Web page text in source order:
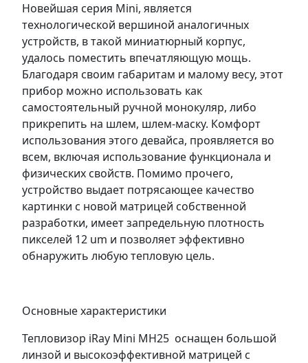
Новейшая серия Mini, является
технологической вершиной аналогичных
устройств, в такой миниатюрный корпус,
удалось поместить впечатляющую мощь.
Благодаря своим габаритам и малому весу, этот
прибор можно использовать как
самостоятельный ручной монокуляр, либо
прикрепить на шлем, шлем-маску. Комфорт
использования этого девайса, проявляется во
всем, включая использование функционала и
физических свойств. Помимо прочего,
устройство выдает потрясающее качество
картинки с новой матрицей собственной
разработки, имеет запредельную плотность
пикселей 12 um и позволяет эффективно
обнаружить любую тепловую цель.
Основные характеристики
Тепловизор iRay Mini MH25 оснащен большой
линзой и высокоэффективной матрицей с